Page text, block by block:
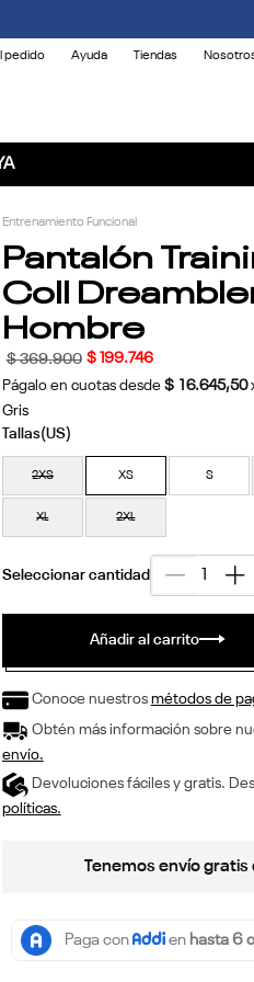
pedido Ayuda Tiendas
Entrenamiento Funcional
Pantalón
Coll
Hombre
$ 369.900 $ 199.746
Págalo en cuotas desde $ 16.645,50
Gris
2XS XS S
XL 2XL
Añadir al carrito
Conoce nuestros métodos de
Obtén más información sobre
envío.
Devoluciones fáciles y gratis.
políticas.
Tenemos envío gratis